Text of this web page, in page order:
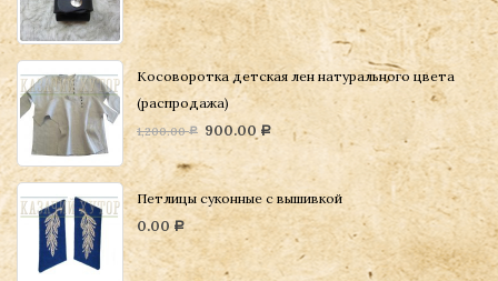
Косоворотка детская лен натурального цвета
(распродажа)
1,200.00Р 900.00 Р
Петлицы суконные с вышивкой
0.00 Р